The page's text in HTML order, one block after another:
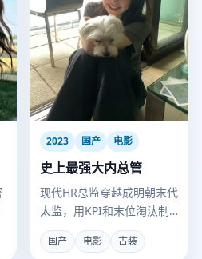
2023 国产 电影
史上最强大内总管
现代HR总监穿越成明朝末代
太监，用KPI和末位淘汰制
把后宫管成了全球五百强。
国产 电影 古装